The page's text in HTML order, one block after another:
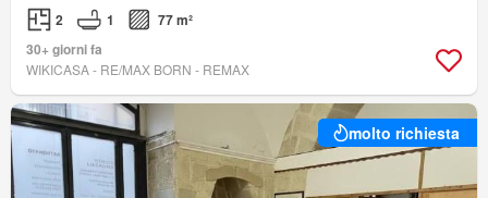
2 1
77 m²
30+ giorni fa
WIKICASA - RE/MAX BORN - REMAX
molto richiesta